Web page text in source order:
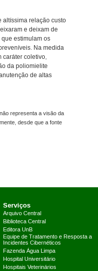
altíssima relação custo
e deixam de
estimulam os
Na medida
caráter coletivo,
da poliomielite
de altas
representa a visão da
desde que a fonte
Serviços
Arquivo Central
Biblioteca Central
Editora UnB
Equipe de Tratamento e Resposta a
Incidentes Cibernéticos
Fazenda Água Limpa
Hospital Universitário
Hospitais Veterinários